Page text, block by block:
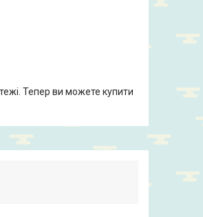
Тепер ви можете купити